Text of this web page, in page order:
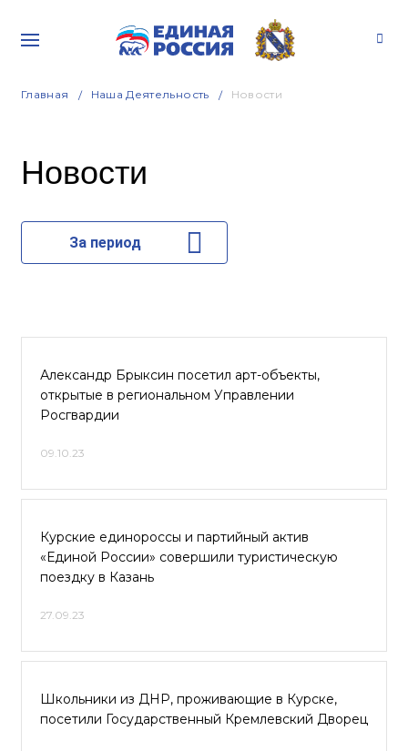
Главная Наша Деятельность Новости
Новости
За период
Александр Брыксин посетил арт-объекты,
открытые в региональном Управлении
Росгвардии
09.10.23
Курские единороссы и партийный актив
«Единой России» совершили туристическую
поездку в Казань
27.09.23
Школьники из ДНР, проживающие в Курске,
посетили Государственный Кремлевский Дворец